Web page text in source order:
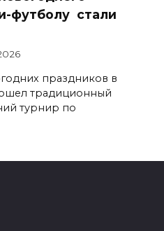
футболу стали
праздников в
традиционный
турнир по